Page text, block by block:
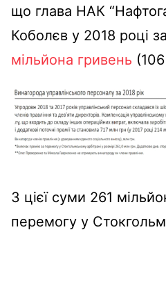
що глава НАК
Коболєв у 2018 році
мільйона гривень
З цієї суми 261
перемогу у